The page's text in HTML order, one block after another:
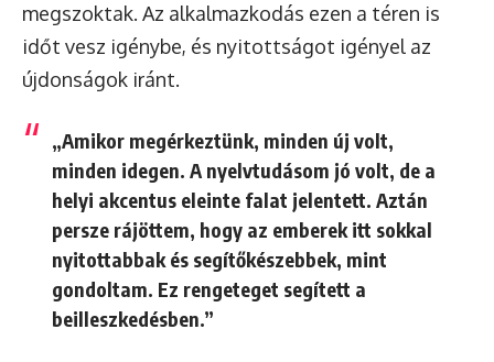
megszoktak. Az alkalmazkodás ezen a téren is
időt vesz igénybe, és nyitottságot igényel az
újdonságok iránt.
„Amikor megérkeztünk, minden új volt,
minden idegen. A nyelvtudásom jó volt, de a
helyi akcentus eleinte falat jelentett. Aztán
persze rájöttem, hogy az emberek itt sokkal
nyitottabbak és segítőkészebbek, mint
gondoltam. Ez rengeteget segített a
beilleszkedésben.”